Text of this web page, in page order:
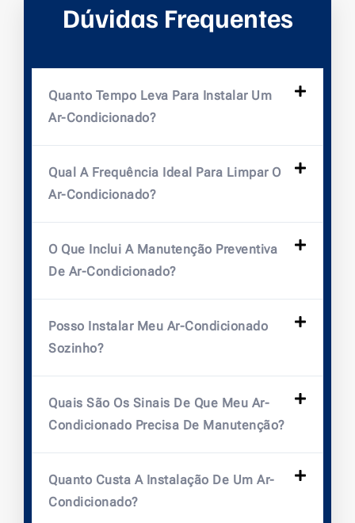
Dúvidas Frequentes
Quanto Tempo Leva Para Instalar Um
Ar-Condicionado?
Qual A Frequência Ideal Para Limpar O
Ar-Condicionado?
O Que Inclui A Manutenção Preventiva
De Ar-Condicionado?
Posso Instalar Meu Ar-Condicionado
Sozinho?
Quais São Os Sinais De Que Meu Ar-
Condicionado Precisa De Manutenção?
Quanto Custa A Instalação De Um Ar-
Condicionado?